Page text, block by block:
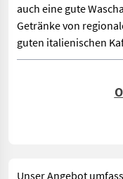
auch eine gute
Getränke von
guten italienischen
Unser Angebot